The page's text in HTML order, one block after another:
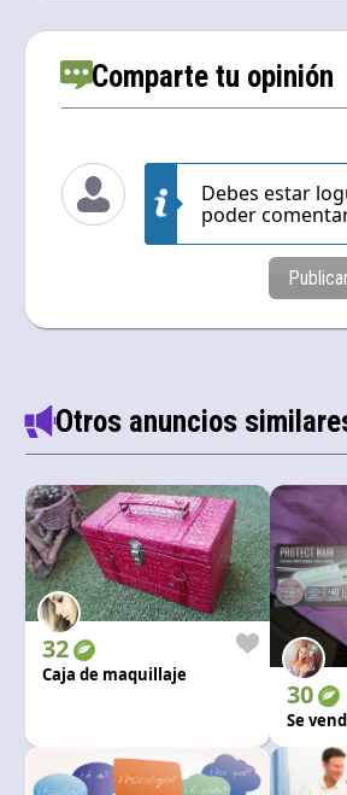
Comparte tu opinión
Debes estar
poder
Otros anuncios
32
Caja de maquillaje
30
Se